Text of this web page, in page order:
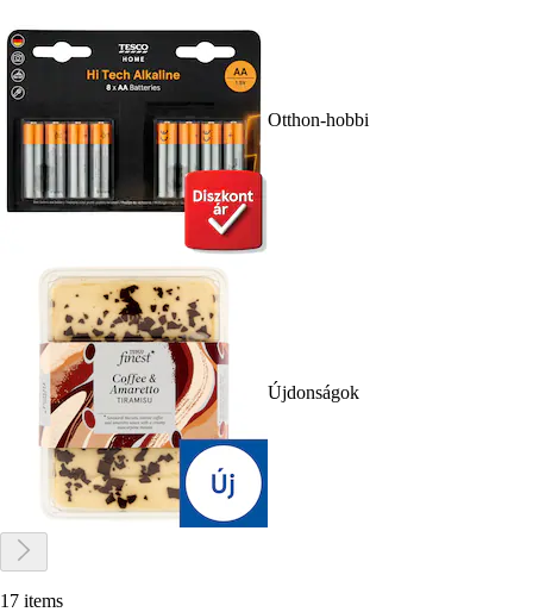
Otthon-hobbi
Újdonságok
17 items